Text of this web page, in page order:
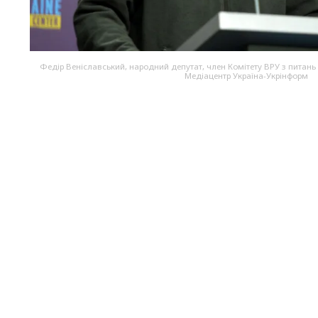
Федір Веніславський, народний депутат, член Комітету ВРУ з
Медіацентр Україна-Укрінформ